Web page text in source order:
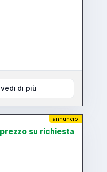
vedi di più
annuncio
prezzo su richiesta